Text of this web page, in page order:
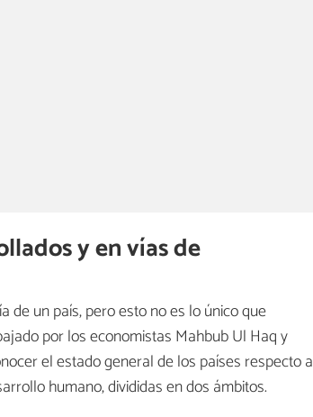
y en vías de
de un país, pero esto no es lo único que
por los economistas Mahbub Ul Haq y
el estado general de los países respecto a
humano, divididas en dos ámbitos.